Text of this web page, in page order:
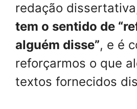
redação
tem o sentido de
alguém disse”, e é
reforçarmos o que
textos fornecidos